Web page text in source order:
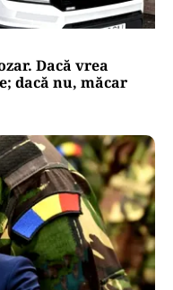
Dacă vrea
dacă nu, măcar